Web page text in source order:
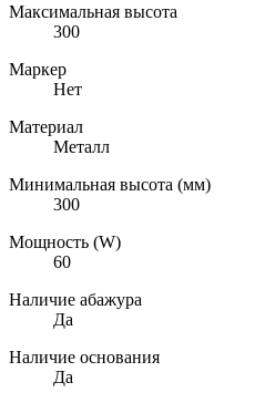
Максимальная высота
300
Маркер
Нет
Материал
Металл
Минимальная высота (мм)
300
Мощность (W)
60
Наличие абажура
Да
Наличие основания
Да